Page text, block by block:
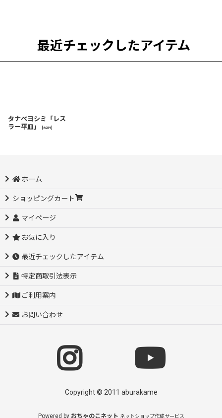
最近チェックしたアイテム
タナベヨシミ「レス
ラー平皿」
6259
ホーム
ショッピングカート
マイページ
お気に入り
最近チェックしたアイテム
特定商取引法表示
ご利用案内
お問い合わせ
Copyright © 2011 aburakame
Powered by おちゃのこネット ネットショップ作成サービス